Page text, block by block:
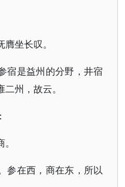
坐长叹。
宿是益州的分野，井宿
州，故云。
参在西，商在东，所以